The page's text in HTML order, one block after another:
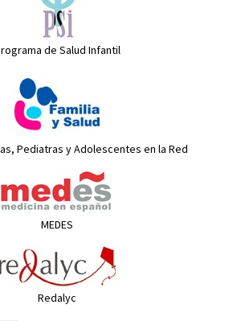
de Salud Infantil
Pediatras y Adolescentes en la Red
MEDES
Redalyc